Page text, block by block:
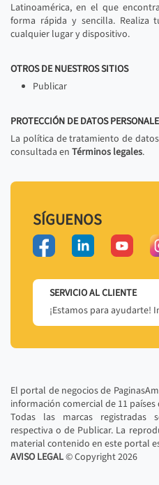
Latinoamérica, en el que
forma rápida y sencilla. Realiza
cualquier lugar y dispositivo.
OTROS DE NUESTROS SITIOS
Publicar
PROTECCIÓN DE DATOS
La política de tratamiento de
consultada en Términos legales.
SÍGUENOS
SERVICIO AL CLIENTE
¡Estamos para ayudarte!
El portal de negocios de
información comercial de 11
Todas las marcas registradas
respectiva o de Publicar. La
material contenido en este portal
AVISO LEGAL© Copyright2026